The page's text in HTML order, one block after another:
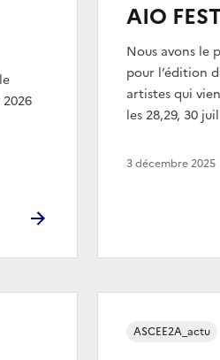
AIO
Nous avons le
pour l’édition
artistes qui
les 28,29, 30
3 décembre 2025
ASCEE2A_actu